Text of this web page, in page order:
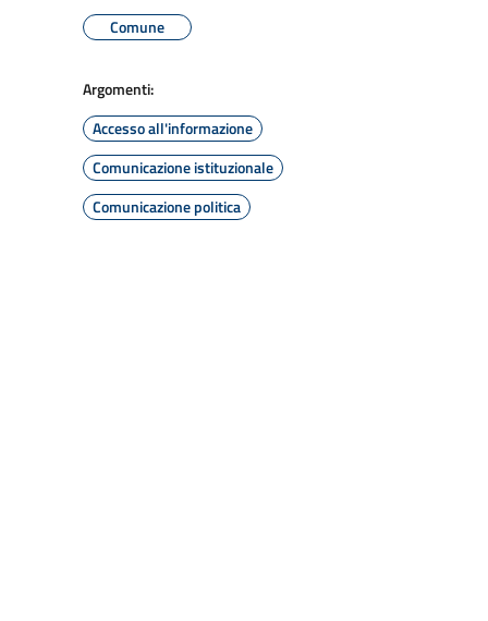
Comune
Argomenti:
Accesso all'informazione
Comunicazione istituzionale
Comunicazione politica